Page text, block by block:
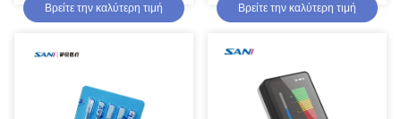
F5
Βρείτε την καλύτερη τιμή
Βρείτε την καλύτερη τιμή